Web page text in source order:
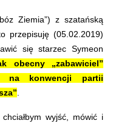
Ziemia”) z szatańską
przepisuję (05.02.2019)
się starzec Symeon
obecny „zabawiciel”
na konwencji partii
wyjść, mówić i